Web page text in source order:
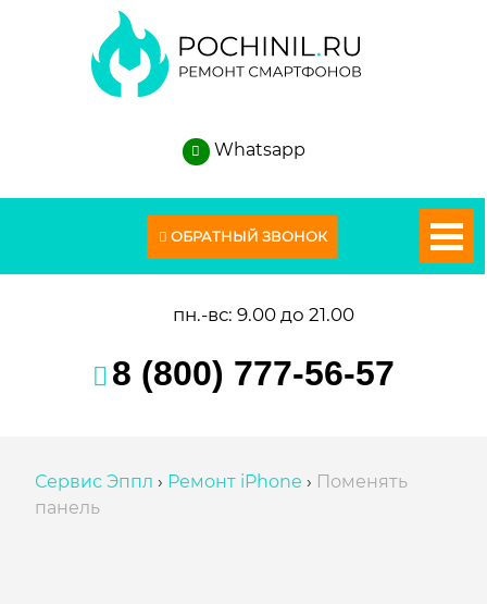
Whatsapp
пн.-вс: 9.00 до 21.00
8 (800) 777-56-57
Сервис Эппл › Ремонт iPhone › Поменять
панель